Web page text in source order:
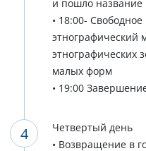
и пошло название
• 18:00-
этнографический
этнографических
малых форм
• 19:00
Четвертый день
• Возвращение в